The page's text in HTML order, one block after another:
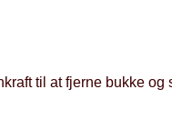
til at fjerne bukke